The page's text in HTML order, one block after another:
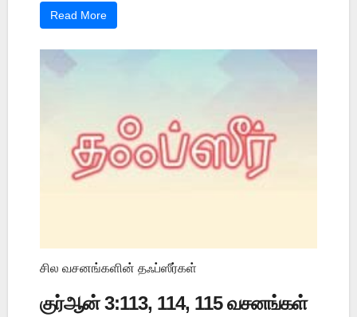
Read More
சில வசனங்களின் தஃப்ஸீர்கள்
குர்ஆன் 3:113, 114, 115 வசனங்கள்